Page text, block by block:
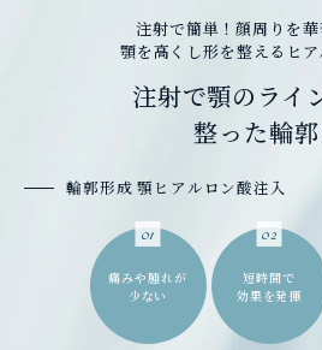
注射で簡単！顔周りを
顎を高くし形を整えるヒ
注射で顎のライ
整った輪
輪郭形成 顎ヒアルロン酸注入
01
痛みや腫れが
少ない
02
短時間で
効果を発揮